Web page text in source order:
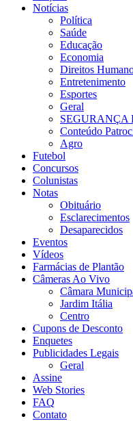
Notícias
Política
Saúde
Educação
Economia
Direitos
Entretenimento
Esportes
Geral
SEGURANÇA
Conteúdo
Agro
Futebol
Concursos
Colunistas
Notas
Obituário
Esclarecimentos
Desaparecidos
Eventos
Vídeos
Farmácias de Plantão
Câmeras Ao Vivo
Câmara
Jardim Itália
Centro
Cupons de Desconto
Enquetes
Publicidades Legais
Geral
Assine
Web Stories
FAQ
Contato